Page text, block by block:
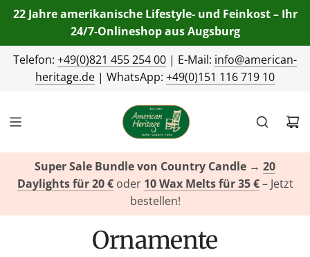
22 Jahre amerikanische Lifestyle- und Feinkost – Ihr
24/7-Onlineshop aus Augsburg
Telefon: +49(0)821 455 254 00 | E-Mail: info@american-
heritage.de | WhatsApp: +49(0)151 116 719 10
Super Sale Bundle von Country Candle → 20
Daylights für 20 €oder 10 Wax Melts für 35 €– Jetzt
bestellen!
Ornamente